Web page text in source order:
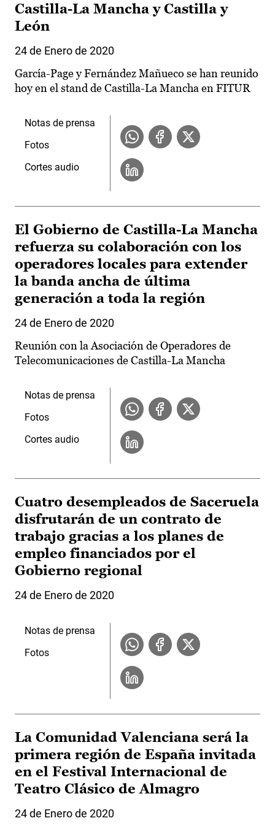
Castilla-La Mancha y Castilla y
León
24 de Enero de 2020
García-Page y Fernández Mañueco se han reunido
hoy en el stand de Castilla-La Mancha en FITUR
Notas de prensa
Fotos
Cortes audio
El Gobierno de Castilla-La Mancha
refuerza su colaboración con los
operadores locales para extender
la banda ancha de última
generación a toda la región
24 de Enero de 2020
Reunión con la Asociación de Operadores de
Telecomunicaciones de Castilla-La Mancha
Notas de prensa
Fotos
Cortes audio
Cuatro desempleados de Saceruela
disfrutarán de un contrato de
trabajo gracias a los planes de
empleo financiados por el
Gobierno regional
24 de Enero de 2020
Notas de prensa
Fotos
La Comunidad Valenciana será la
primera región de España invitada
en el Festival Internacional de
Teatro Clásico de Almagro
24 de Enero de 2020